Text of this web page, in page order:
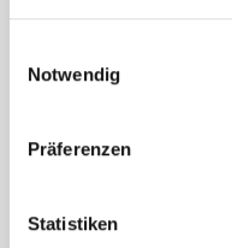
Notwendig
Präferenzen
Statistiken
Intensivpflege
Pflegedienstleitung.